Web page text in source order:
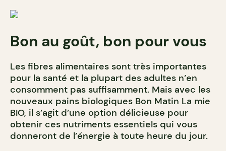
Bon au goût, bon pour vous
Les fibres alimentaires sont très importantes
pour la santé et la plupart des adultes n’en
consomment pas suffisamment. Mais avec les
nouveaux pains biologiques Bon Matin La mie
BIO, il s’agit d’une option délicieuse pour
obtenir ces nutriments essentiels qui vous
donneront de l’énergie à toute heure du jour.